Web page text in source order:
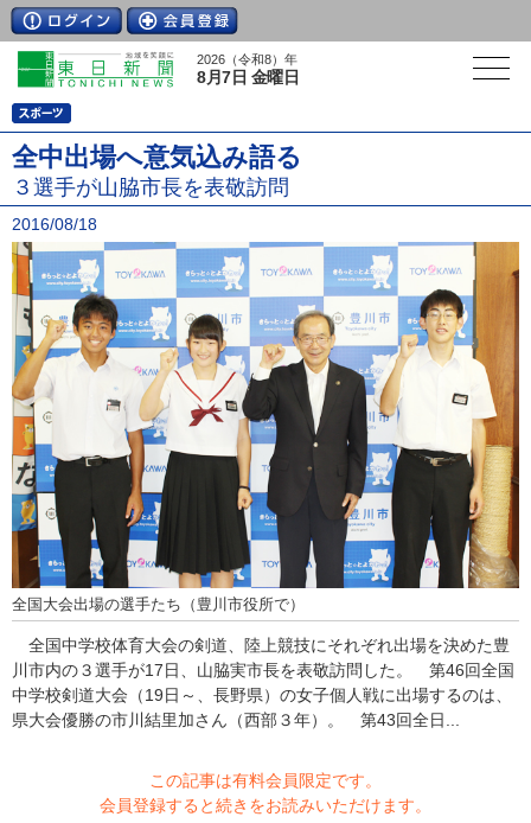
2026（令和8）年
8月7日 金曜日
全中出場へ意気込み語る
３選手が山脇市長を表敬訪問
2016/08/18
全国大会出場の選手たち（豊川市役所で）
全国中学校体育大会の剣道、陸上競技にそれぞれ出場を決めた豊
川市内の３選手が17日、山脇実市長を表敬訪問した。 第46回全国
中学校剣道大会（19日～、長野県）の女子個人戦に出場するのは、
県大会優勝の市川結里加さん（西部３年）。 第43回全日...
この記事は有料会員限定です。
会員登録すると続きをお読みいただけます。